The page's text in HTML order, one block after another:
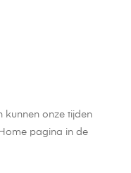
kunnen onze tijden
pagina in de